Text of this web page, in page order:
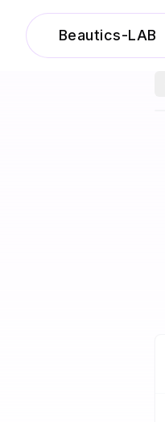
Beautics-LAB